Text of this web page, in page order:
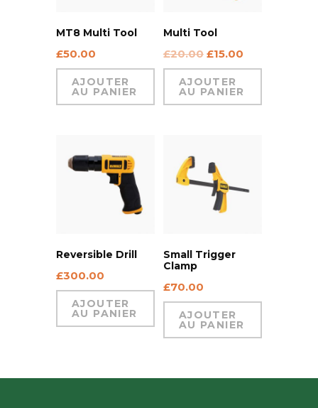
MT8 Multi Tool
£50.00
AJOUTER
AU PANIER
Multi Tool
£20.00 £15.00
AJOUTER
AU PANIER
Reversible Drill
£300.00
AJOUTER
AU PANIER
Small Trigger
Clamp
£70.00
AJOUTER
AU PANIER